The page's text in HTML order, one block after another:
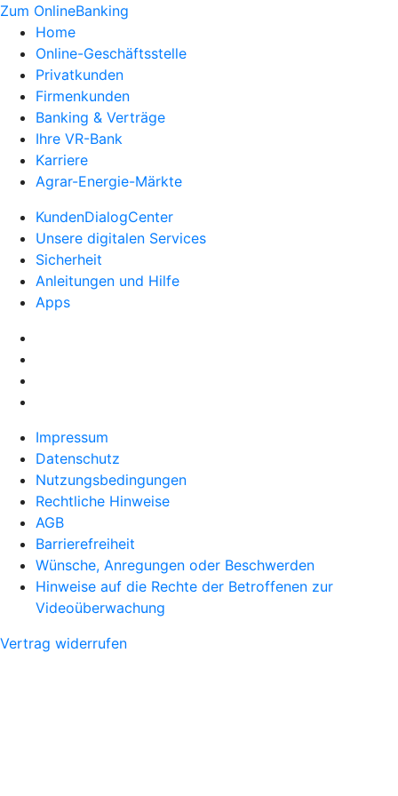
Zum OnlineBanking
Home
Online-Geschäftsstelle
Privatkunden
Firmenkunden
Banking & Verträge
Ihre VR-Bank
Karriere
Agrar-Energie-Märkte
KundenDialogCenter
Unsere digitalen Services
Sicherheit
Anleitungen und Hilfe
Apps
Impressum
Datenschutz
Nutzungsbedingungen
Rechtliche Hinweise
AGB
Barrierefreiheit
Wünsche, Anregungen oder Beschwerden
Hinweise auf die Rechte der Betroffenen zur
Videoüberwachung
Vertrag widerrufen